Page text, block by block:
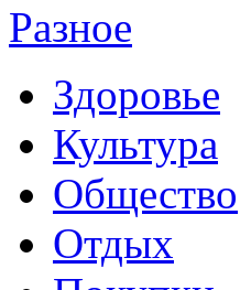
Разное
Здоровье
Культура
Общество
Отдых